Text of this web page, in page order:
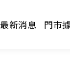
最新消息 門市